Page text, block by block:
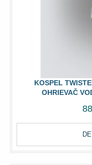
KOSPEL
OHRIEVAČ